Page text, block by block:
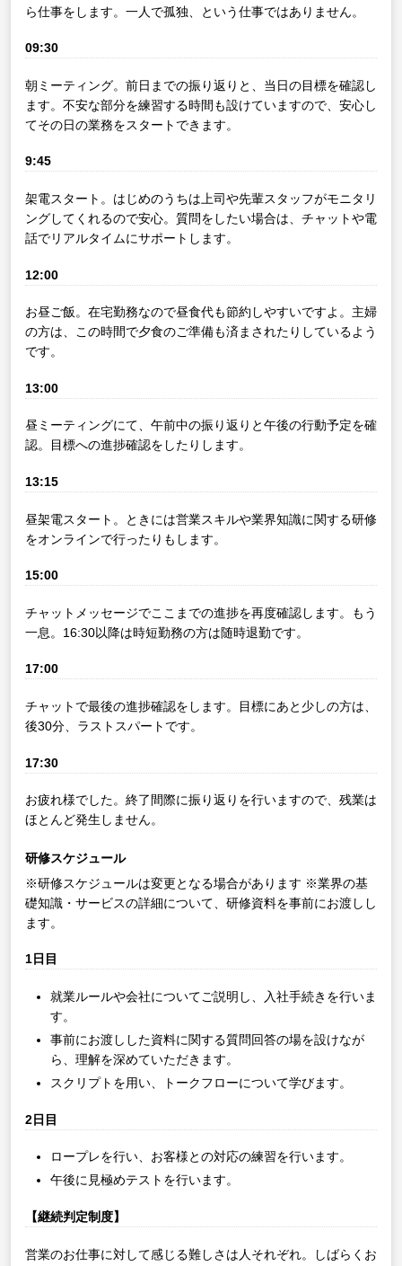
ら仕事をします。一人で孤独、という仕事ではありません。
09:30
朝ミーティング。前日までの振り返りと、当日の目標を確認し
ます。不安な部分を練習する時間も設けていますので、安心し
てその日の業務をスタートできます。
9:45
架電スタート。はじめのうちは上司や先輩スタッフがモニタリ
ングしてくれるので安心。質問をしたい場合は、チャットや電
話でリアルタイムにサポートします。
12:00
お昼ご飯。在宅勤務なので昼食代も節約しやすいですよ。主婦
の方は、この時間で夕食のご準備も済まされたりしているよう
です。
13:00
昼ミーティングにて、午前中の振り返りと午後の行動予定を確
認。目標への進捗確認をしたりします。
13:15
昼架電スタート。ときには営業スキルや業界知識に関する研修
をオンラインで行ったりもします。
15:00
チャットメッセージでここまでの進捗を再度確認します。もう
一息。16:30以降は時短勤務の方は随時退勤です。
17:00
チャットで最後の進捗確認をします。目標にあと少しの方は、
後30分、ラストスパートです。
17:30
お疲れ様でした。終了間際に振り返りを行いますので、残業は
ほとんど発生しません。
研修スケジュール
※研修スケジュールは変更となる場合があります ※業界の基
礎知識・サービスの詳細について、研修資料を事前にお渡しし
ます。
1日目
就業ルールや会社についてご説明し、入社手続きを行いま
す。
事前にお渡しした資料に関する質問回答の場を設けなが
ら、理解を深めていただきます。
スクリプトを用い、トークフローについて学びます。
2日目
ロープレを行い、お客様との対応の練習を行います。
午後に見極めテストを行います。
【継続判定制度】
営業のお仕事に対して感じる難しさは人それぞれ。しばらくお